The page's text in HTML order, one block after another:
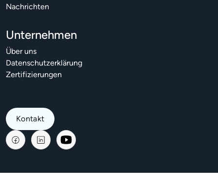
Nachrichten
Unternehmen
Über uns
Datenschutzerklärung
Zertifizierungen
Kontakt